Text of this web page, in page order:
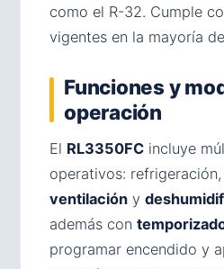
como el R-32. Cumple
vigentes en la mayoría
Funciones y
operación
El RL3350FC incluye
operativos:
ventilación y
además con
programar encendido y